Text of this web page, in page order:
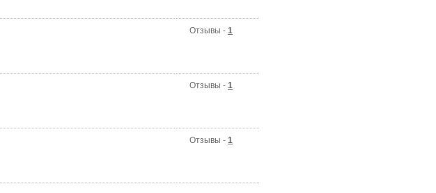
Отзывы - 1
Отзывы - 1
Отзывы - 1